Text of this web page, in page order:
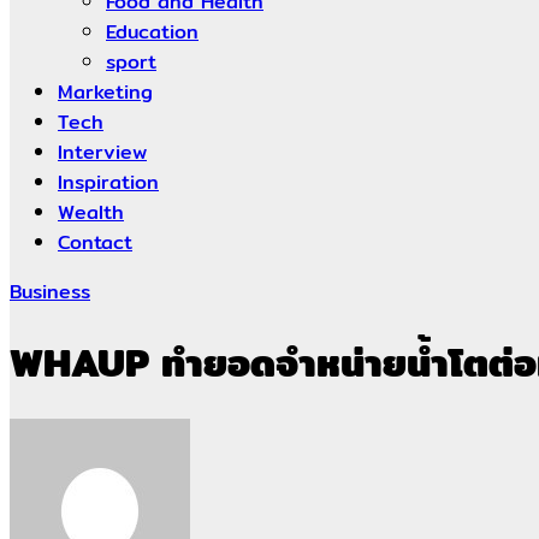
Education
sport
Marketing
Tech
Interview
Inspiration
Wealth
Contact
Business
WHAUP ทำยอดจำหน่ายน้ำโตต่